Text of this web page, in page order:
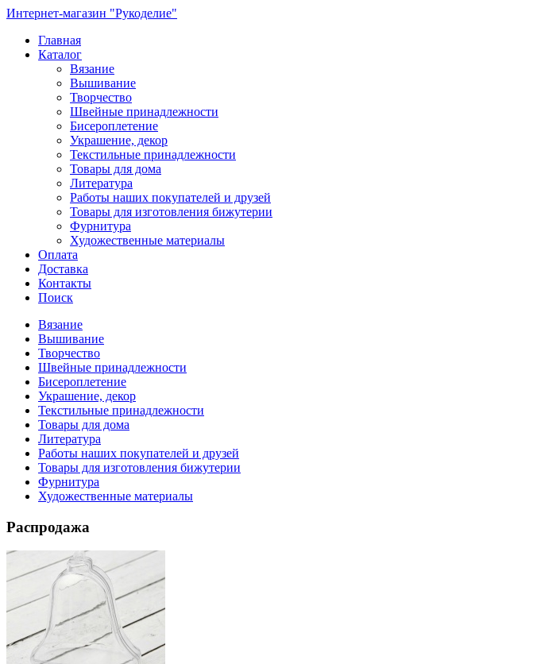
Интернет-магазин "Рукоделие"
Главная
Каталог
Вязание
Вышивание
Творчество
Швейные принадлежности
Бисероплетение
Украшение, декор
Текстильные принадлежности
Товары для дома
Литература
Работы наших покупателей и друзей
Товары для изготовления бижутерии
Фурнитура
Художественные материалы
Оплата
Доставка
Контакты
Поиск
Вязание
Вышивание
Творчество
Швейные принадлежности
Бисероплетение
Украшение, декор
Текстильные принадлежности
Товары для дома
Литература
Работы наших покупателей и друзей
Товары для изготовления бижутерии
Фурнитура
Художественные материалы
Распродажа